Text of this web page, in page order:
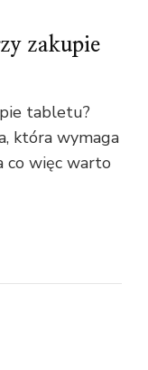
zakupie
tabletu?
która wymaga
co więc warto